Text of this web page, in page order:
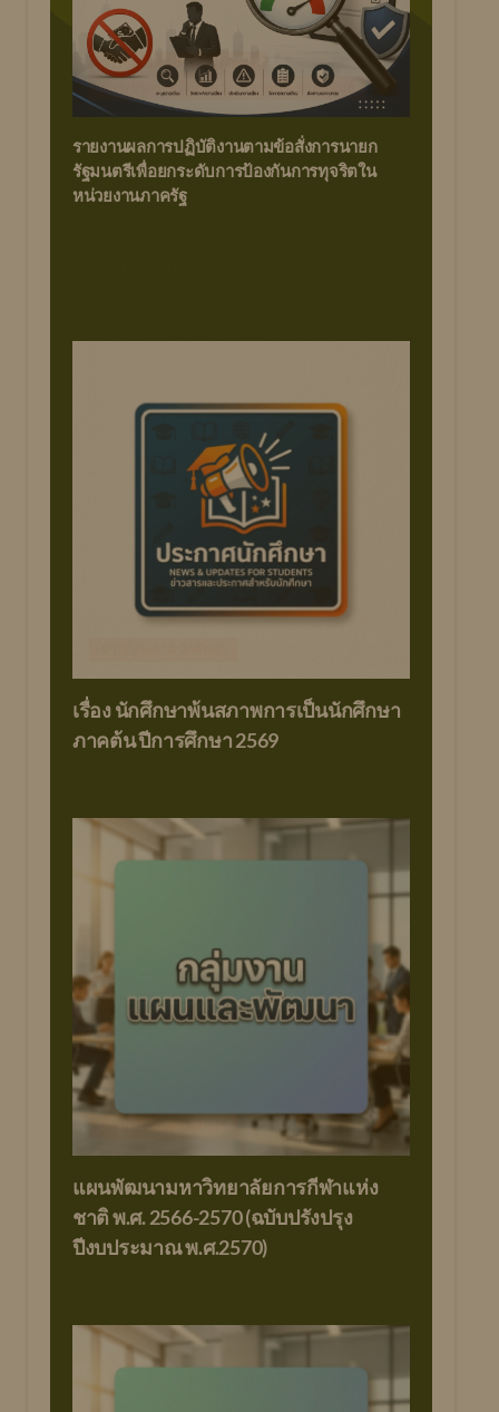
การจัดซื้อจัดจ้าง/การจัดหา
ข่าว/ประกาศนักศึกษา
งานประชาสัมพันธ์
รายงานผลการปฏิบัติงานตามข้อสั่งการนายก
รัฐมนตรีเพื่อยกระดับการป้องกันการทุจริตใน
หน่วยงานภาครัฐ
เรื่อง นักศึกษาพ้นสภาพการเป็นนักศึกษา
ภาคต้น ปีการศึกษา 2569
ข่าว/ประกาศนักศึกษา
แผนพัฒนามหาวิทยาลัยการกีฬาแห่ง
ชาติ พ.ศ. 2566-2570 (ฉบับปรังปรุง
ปีงบประมาณ พ.ศ.2570)